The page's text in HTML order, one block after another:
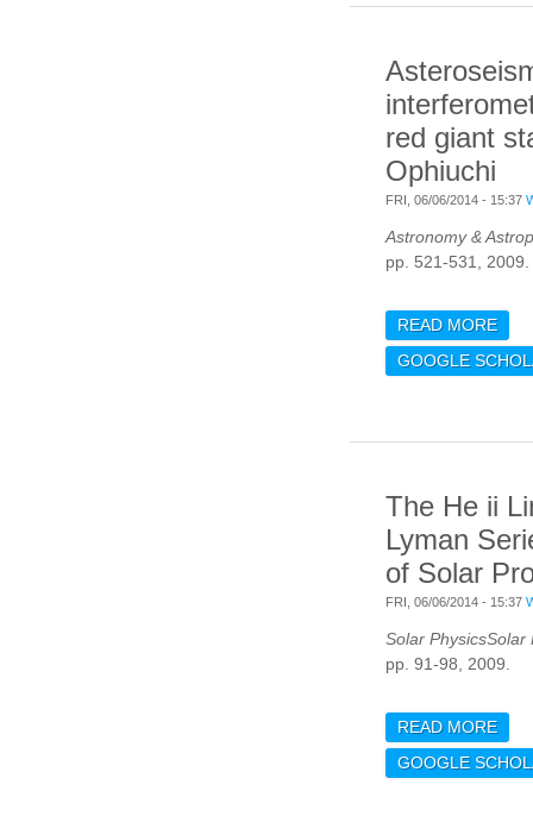
red giant
Ophiuchi
FRI, 06/06/2014 - 15:37
Astronomy &
pp. 521-531, 2009.
READ MORE
GOOGLE
The He ii
Lyman
of Solar
FRI, 06/06/2014 - 15:37
Solar PhysicsSolar
pp. 91-98, 2009.
READ MORE
IN
GOOGLE